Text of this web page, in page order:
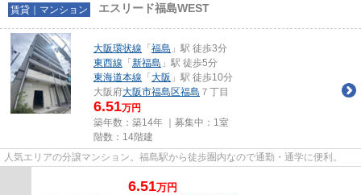
賃貸｜マンション エスリード福島WEST
大阪環状線 「 福島 」駅 徒歩3分
東西線 「 新福島 」駅 徒歩5分
東海道本線 「 大阪 」駅 徒歩10分
大阪府大阪市福島区福島 ７丁目
6.51万円
築年数：築14年 ｜募集中： 1室
階数：14階建
人気エリアの分譲マンション。福島駅から徒歩圏内なので通勤・通学に便利。
6.51万円